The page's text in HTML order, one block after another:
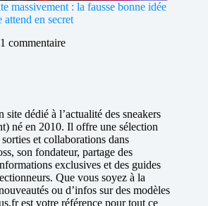
massivement : la fausse bonne idée
attend en secret
1 commentaire
site dédié à l’actualité des sneakers
né en 2010. Il offre une sélection
et collaborations dans
son fondateur, partage des
exclusives et des guides
Que vous soyez à la
ou d’infos sur des modèles
est votre référence pour tout ce